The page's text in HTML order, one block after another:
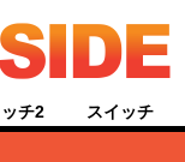
チ2 スイッチ